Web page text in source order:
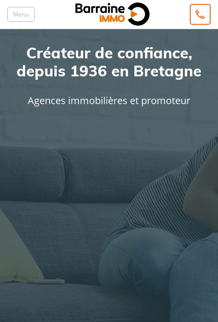
Menu
Créateur de confiance,
depuis 1936 en Bretagne
Agences immobilières et promoteur
Rayon